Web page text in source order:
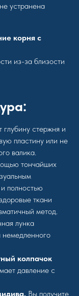
устранена
корня с
из-за близости
глубину стержня и
пластину или не
валика.
тончайших
полностью
ткани
метод.
лунка
немедленного
колпачок
давление с
Вы получите